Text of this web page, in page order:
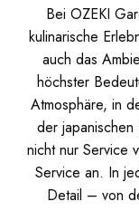
Bei OZEKI
kulinarische
auch das
höchster
Atmosphäre, in
der japanischen
nicht nur Service
Service an. In
Detail – von